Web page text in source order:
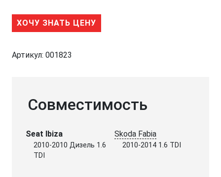
ХОЧУ ЗНАТЬ ЦЕНУ
Артикул: 001823
Совместимость
Seat Ibiza
2010-2010 Дизель 1.6
TDI
Skoda Fabia
2010-2014 1.6 TDI